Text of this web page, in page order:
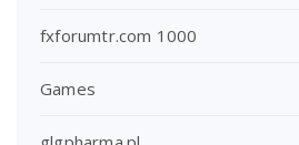
fxforumtr.com 1000
Games